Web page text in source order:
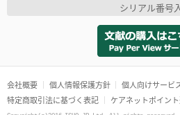
シリアル番号
会社概要 個人情報保護方針
個人向けサービ
特定商取引法に基づく表記
ケアネットポイン